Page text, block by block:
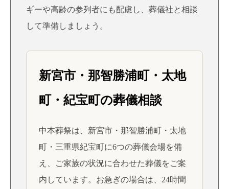
ギーや高齢の参列者にも配慮し、葬儀社と相談
して準備しましょう。
新宮市・那智勝浦町・太地
町・紀宝町の葬儀相談
中本葬祭は、新宮市・那智勝浦町・太地
町・三重県紀宝町に6つの葬儀会場を備
え、ご家族の状況に合わせた葬儀をご案
内しています。お急ぎの場合は、24時間